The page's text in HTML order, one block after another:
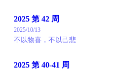
2025 第 42 周
2025/10/13
不以物喜，不以己悲
2025 第 40-41 周